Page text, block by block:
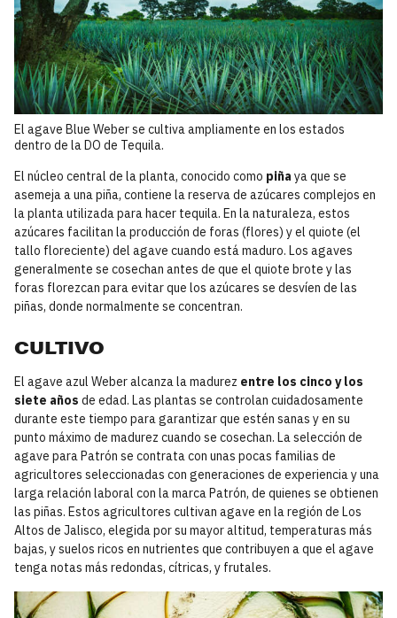
El agave Blue Weber se cultiva ampliamente en los estados
dentro de la DO de Tequila.
El núcleo central de la planta, conocido como piña ya que se
asemeja a una piña, contiene la reserva de azúcares complejos en
la planta utilizada para hacer tequila. En la naturaleza, estos
azúcares facilitan la producción de foras (flores) y el quiote (el
tallo floreciente) del agave cuando está maduro. Los agaves
generalmente se cosechan antes de que el quiote brote y las
foras florezcan para evitar que los azúcares se desvíen de las
piñas, donde normalmente se concentran.
CULTIVO
El agave azul Weber alcanza la madurez entre los cinco y los
siete años de edad. Las plantas se controlan cuidadosamente
durante este tiempo para garantizar que estén sanas y en su
punto máximo de madurez cuando se cosechan. La selección de
agave para Patrón se contrata con unas pocas familias de
agricultores seleccionadas con generaciones de experiencia y una
larga relación laboral con la marca Patrón, de quienes se obtienen
las piñas. Estos agricultores cultivan agave en la región de Los
Altos de Jalisco, elegida por su mayor altitud, temperaturas más
bajas, y suelos ricos en nutrientes que contribuyen a que el agave
tenga notas más redondas, cítricas, y frutales.